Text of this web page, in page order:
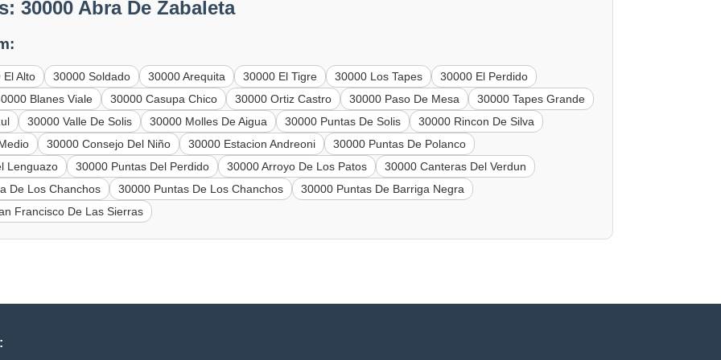
30000 Abra De Zabaleta
El Alto 30000 Soldado 30000 Arequita 30000 El Tigre 30000 Los Tapes
30000 El Perdido
Blanes Viale
30000 Casupa Chico 30000 Ortiz Castro 30000 Paso De Mesa
30000 Tapes Grande
30000 Valle De Solis 30000 Molles De Aigua 30000 Puntas De Solis
30000 Rincon De Silva
30000 Consejo Del Niño 30000 Estacion Andreoni
30000 Puntas De Polanco
Lenguazo
30000 Puntas Del Perdido 30000 Arroyo De Los Patos
30000 Canteras Del Verdun
De Los Chanchos
30000 Puntas De Los Chanchos
30000 Puntas De Barriga Negra
Francisco De Las Sierras